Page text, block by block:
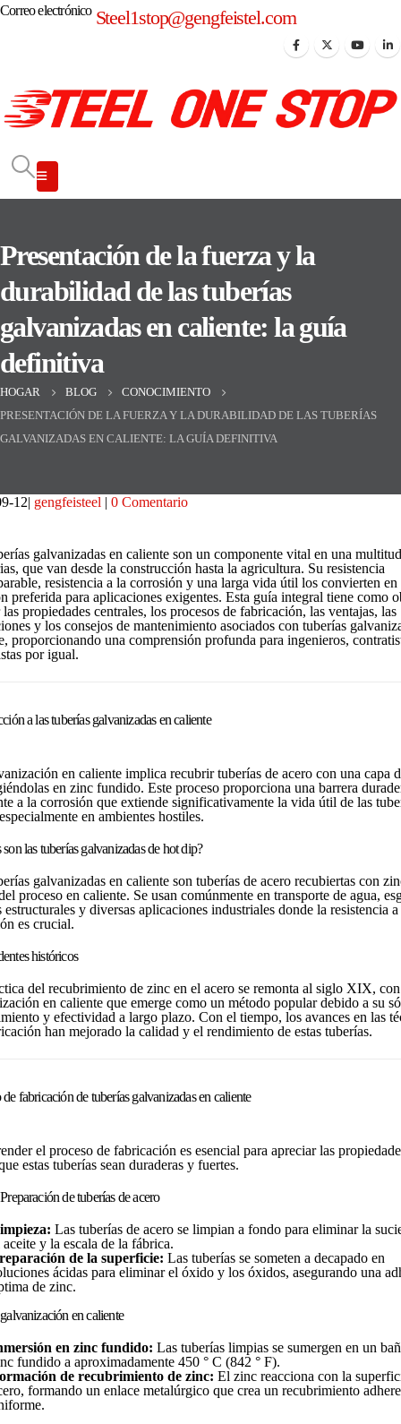
Correo electrónico Steel1stop@gengfeistel.com
Presentación de la fuerza y ​​la
durabilidad de las tuberías
galvanizadas en caliente: la guía
definitiva
HOGAR BLOG
CONOCIMIENTO
PRESENTACIÓN DE LA FUERZA Y ​​LA DURABILIDAD DE LAS TUBERÍAS
GALVANIZADAS EN CALIENTE: LA GUÍA DEFINITIVA
12 gengfeisteel 0 Comentario
galvanizadas en caliente son un componente vital en una
que van desde la construcción hasta la agricultura. Su resistencia
resistencia a la corrosión y una larga vida útil los convierten en
preferida para aplicaciones exigentes. Esta guía integral tiene como
propiedades centrales, los procesos de fabricación, las ventajas, las
y los consejos de mantenimiento asociados con tuberías
proporcionando una comprensión profunda para ingenieros,
por igual.
a las tuberías galvanizadas en caliente
en caliente implica recubrir tuberías de acero con una capa
en zinc fundido. Este proceso proporciona una barrera
a la corrosión que extiende significativamente la vida útil de las
en ambientes hostiles.
son las tuberías galvanizadas de hot dip?
galvanizadas en caliente son tuberías de acero recubiertas con
proceso en caliente. Se usan comúnmente en transporte de agua,
estructurales y diversas aplicaciones industriales donde la resistencia a
es crucial.
históricos
del recubrimiento de zinc en el acero se remonta al siglo XIX,
en caliente que emerge como un método popular debido a su
y efectividad a largo plazo. Con el tiempo, los avances en las
han mejorado la calidad y el rendimiento de estas tuberías.
de fabricación de tuberías galvanizadas en caliente
el proceso de fabricación es esencial para apreciar las
estas tuberías sean duraderas y fuertes.
de tuberías de acero
Las tuberías de acero se limpian a fondo para eliminar la
aceite y la escala de la fábrica.
de la superficie: Las tuberías se someten a decapado en
ácidas para eliminar el óxido y los óxidos, asegurando una
de zinc.
en caliente
en zinc fundido: Las tuberías limpias se sumergen en un
fundido a aproximadamente 450 ° C (842 ° F).
de recubrimiento de zinc: El zinc reacciona con la
formando un enlace metalúrgico que crea un recubrimiento